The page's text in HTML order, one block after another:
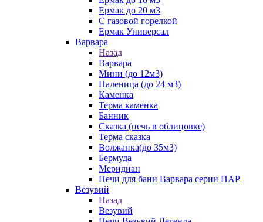
Ермак до 20 м3
С газовой горелкой
Ермак Универсал
Варвара
Назад
Варвара
Мини (до 12м3)
Паленица (до 24 м3)
Каменка
Терма каменка
Банник
Сказка (печь в облицовке)
Терма сказка
Волжанка(до 35м3)
Бермуда
Меридиан
Печи для бани Варвара серии ПАР
Везувий
Назад
Везувий